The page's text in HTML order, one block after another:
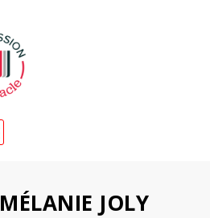
MÉLANIE JOLY